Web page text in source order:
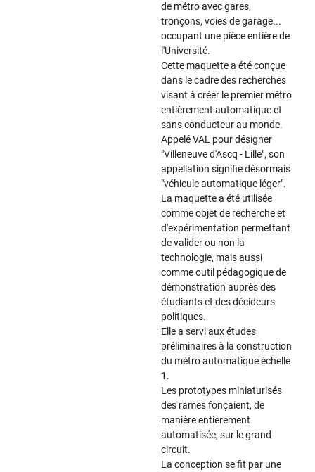
de métro avec gares,
tronçons, voies de garage...
occupant une pièce entière de
l'Université.
Cette maquette a été conçue
dans le cadre des recherches
visant à créer le premier métro
entièrement automatique et
sans conducteur au monde.
Appelé VAL pour désigner
"Villeneuve d'Ascq - Lille", son
appellation signifie désormais
"véhicule automatique léger".
La maquette a été utilisée
comme objet de recherche et
d'expérimentation permettant
de valider ou non la
technologie, mais aussi
comme outil pédagogique de
démonstration auprès des
étudiants et des décideurs
politiques.
Elle a servi aux études
préliminaires à la construction
du métro automatique échelle
1.
Les prototypes miniaturisés
des rames fonçaient, de
manière entièrement
automatisée, sur le grand
circuit.
La conception se fit par une